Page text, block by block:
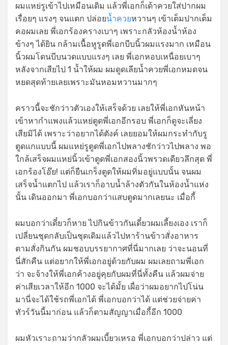
ผมแหย่รูเข้าไปเหมือนเดิม แล้วพี่เอกก็เด้าควยใส่ปากผม
เรื่อยๆ แรงๆ จนแตก ปล่อยน้ำควยหวานๆ เข้าเต็มปากเต็ม
คอผมเลย พี่เอกร้องครางเบาๆ เพราะกลัวห้องน้ำห้อง
ข้างๆ ได้ยิน กล้ามเนื้อหูรูดพี่เอกบีบนิ้วผมแรงมาก เหมือน
นิ้วผมโดนบีบนวดแบบแรงๆ เลย พี่เอกหอบเหนื่อยเบาๆ
หลังจากเสียไป 1 น้ำให้ผม ผมดูดเลียน้ำควยพี่เอกหมดจน
หยดสุดท้ายเลยเพราะมันหอมหวานมากๆ
คราวนี้จะชักว่าวตัวเองให้เสร็จด้วย เลยให้พี่เอกหันหน้า
เข้าหากำแพงแล้วแหย่ตูดพี่เอกอีกรอบ พี่เอกก็ดูจะเลี่ยง
เสียมิได้ เพราะว่าอยากได้ตังค์ เลยยอมให้ผมกระทำกับรู
ตูดแกแบบนี้ ผมแหย่รูตูดพี่เอกไปพลางชักว่าวไปพลาง พอ
ใกล้เสร็จผมแหย่นิ้วเข้าตูดพี่เอกสองนิ้วพรวดเดียวลึกสุด พี่
เอกร้องโอ๊ย! แต่ก็ยืนเกร็งตูดให้ผมทิ่มอยู่แบบนั้น จนผม
เสร็จน้ำแตกไป แล้วเราก็อาบน้ำล้างตัวกันในห้องน้ำแห่ง
นั้น เดินออกมา พี่เอกบอกว่าแสบตูดมากเลยนะ เมื่อกี้
ผมบอกว่าเดี๋ยวก็หาย ไปกินข้าวกันเดี๋ยวผมเลี้ยงเอง เราก็
เปลี่ยนชุดกลับเป็นชุดเดิมแล้วไปหาร้านข้าวสั่งอาหาร
ตามสั่งกินกัน ผมชอบบรรยากาศที่นี่มากเลย ว่าจะนอนที่
นี่สักคืน แต่อยากให้พี่เอกอยู่ด้วยกับผม ผมเลยถามพี่เอก
ว่า จะจ้างให้พี่เอกค้างอยู่คุยกับผมที่นี่ทั้งคืน แล้วผมจ่าย
ค่าเสียเวลาให้อีก 1000 จะได้มั้ย เผื่อว่าผมอยากไปโน่น
มานี่จะได้ใช้รถพี่เอกได้ พี่เอกบอกว่าได้ แต่ช่วยจ่ายค่า
ทัวร์วันนี้มาก่อน แล้วก็ตามสัญญาเมื่อกี้อีก 1000
ผมหัวเราะถามว่ากลัวผมเบี้ยวเหรอ พี่เอกบอกว่าปล่าว แต่